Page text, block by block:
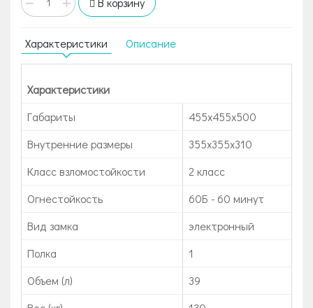
Характеристики Описание
Характеристики
Габариты
455x455x500
Внутренние размеры
355х355х310
Класс взломостойкости
2 класс
Огнестойкость
60Б - 60 минут
Вид замка
электронный
Полка
1
Объем (л)
39